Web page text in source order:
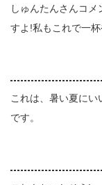
しゅんたんさんコ
すよ!私もこれで一
これは、暑い夏にい
です。